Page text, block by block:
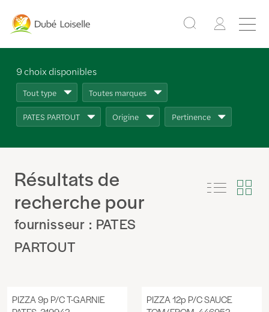
9choix disponibles
Tout type Toutes marques
PATES PARTOUT Origine Pertinence
Résultats de
recherche pour
fournisseur : PATES
PARTOUT
PIZZA 9p P/C T-GARNIE
PIZZA 12p P/C SAUCE